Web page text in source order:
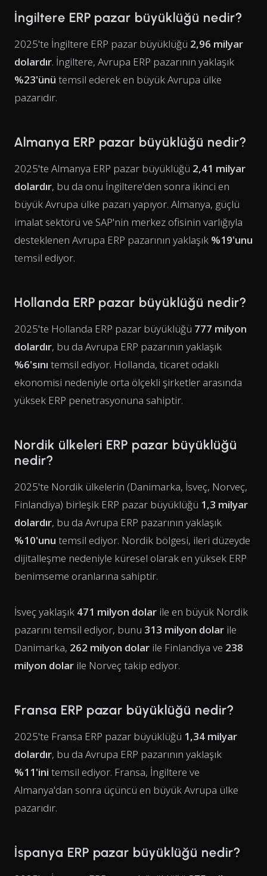
İngiltere ERP pazar büyüklüğü nedir?
2025'te İngiltere ERP pazar büyüklüğü 2,96 milyar
dolardır. İngiltere, Avrupa ERP pazarının yaklaşık
%23'ünü temsil ederek en büyük Avrupa ülke
pazarıdır.
Almanya ERP pazar büyüklüğü nedir?
2025'te Almanya ERP pazar büyüklüğü 2,41 milyar
dolardır, bu da onu İngiltere'den sonra ikinci en
büyük Avrupa ülke pazarı yapıyor. Almanya, güçlü
imalat sektörü ve SAP'nin merkez ofisinin varlığıyla
desteklenen Avrupa ERP pazarının yaklaşık %19'unu
temsil ediyor.
Hollanda ERP pazar büyüklüğü nedir?
2025'te Hollanda ERP pazar büyüklüğü 777 milyon
dolardır, bu da Avrupa ERP pazarının yaklaşık
%6'sını temsil ediyor. Hollanda, ticaret odaklı
ekonomisi nedeniyle orta ölçekli şirketler arasında
yüksek ERP penetrasyonuna sahiptir.
Nordik ülkeleri ERP pazar büyüklüğü
nedir?
2025'te Nordik ülkelerin (Danimarka, İsveç, Norveç,
Finlandiya) birleşik ERP pazar büyüklüğü 1,3 milyar
dolardır, bu da Avrupa ERP pazarının yaklaşık
%10'unu temsil ediyor. Nordik bölgesi, ileri düzeyde
dijitalleşme nedeniyle küresel olarak en yüksek ERP
benimseme oranlarına sahiptir.
İsveç yaklaşık 471 milyon dolar ile en büyük Nordik
pazarını temsil ediyor, bunu 313 milyon dolar ile
Danimarka, 262 milyon dolar ile Finlandiya ve 238
milyon dolar ile Norveç takip ediyor.
Fransa ERP pazar büyüklüğü nedir?
2025'te Fransa ERP pazar büyüklüğü 1,34 milyar
dolardır, bu da Avrupa ERP pazarının yaklaşık
%11'ini temsil ediyor. Fransa, İngiltere ve
Almanya'dan sonra üçüncü en büyük Avrupa ülke
pazarıdır.
İspanya ERP pazar büyüklüğü nedir?